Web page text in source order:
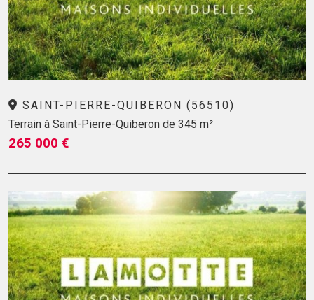
SAINT-PIERRE-QUIBERON (56510)
Terrain à Saint-Pierre-Quiberon de 345 m²
265 000 €